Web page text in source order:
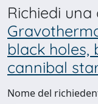
Richiedi
black holes,
cannibal
Nome del